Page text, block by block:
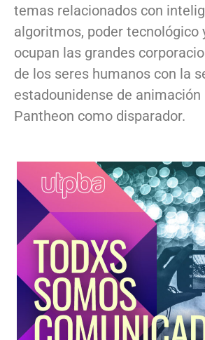
temas relacionados con
algoritmos, poder tecnológico
ocupan las grandes
de los seres humanos con la
estadounidense de
Pantheon como disparador.